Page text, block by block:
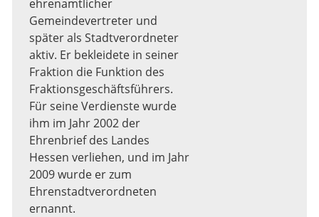
ehrenamtlicher
Gemeindevertreter und
später als Stadtverordneter
aktiv. Er bekleidete in seiner
Fraktion die Funktion des
Fraktionsgeschäftsführers.
Für seine Verdienste wurde
ihm im Jahr 2002 der
Ehrenbrief des Landes
Hessen verliehen, und im Jahr
2009 wurde er zum
Ehrenstadtverordneten
ernannt.